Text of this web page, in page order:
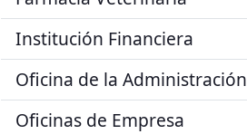
Institución Financiera
Oficina de la Administración
Oficinas de Empresa